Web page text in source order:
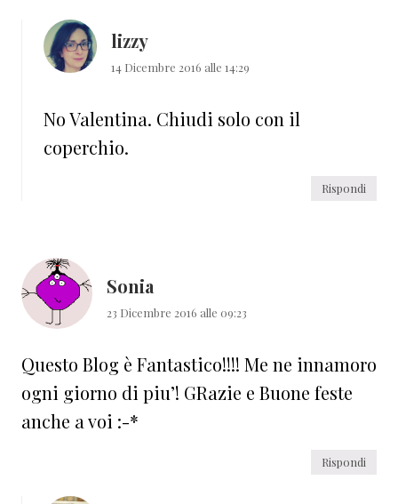
lizzy
14 Dicembre 2016 alle 14:29
No Valentina. Chiudi solo con il
coperchio.
Rispondi
Sonia
23 Dicembre 2016 alle 09:23
Questo Blog è Fantastico!!!! Me ne innamoro
ogni giorno di piu’! GRazie e Buone feste
anche a voi :-*
Rispondi